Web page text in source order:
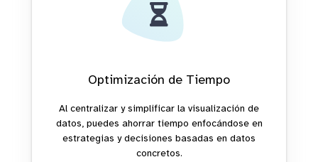
Optimización de Tiempo
Al centralizar y simplificar la visualización de
datos, puedes ahorrar tiempo enfocándose en
estrategias y decisiones basadas en datos
concretos.